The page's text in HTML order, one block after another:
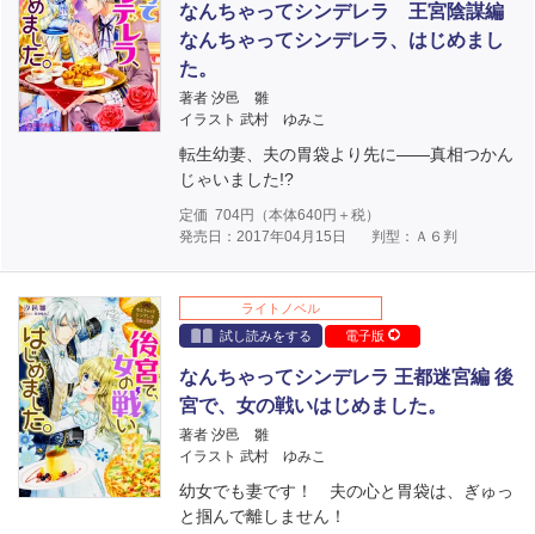
なんちゃってシンデレラ 王宮陰謀編
なんちゃってシンデレラ、はじめまし
た。
著者 汐邑 雛
イラスト 武村 ゆみこ
転生幼妻、夫の胃袋より先に――真相つかん
じゃいました!?
定価 704円（本体640円＋税）
発売日：2017年04月15日
判型：Ａ６判
ライトノベル
試し読みをする
電子版
なんちゃってシンデレラ 王都迷宮編 後
宮で、女の戦いはじめました。
著者 汐邑 雛
イラスト 武村 ゆみこ
幼女でも妻です！ 夫の心と胃袋は、ぎゅっ
と掴んで離しません！